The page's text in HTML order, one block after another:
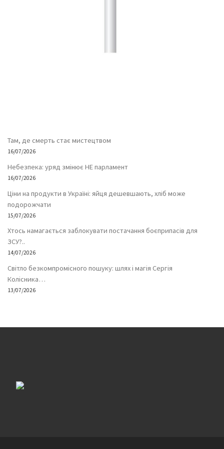
Там, де смерть стає мистецтвом
16/07/2026
Небезпека: уряд змінює НЕ парламент
16/07/2026
Ціни на продукти в Україні: яйця дешевшають, хліб може
подорожчати
15/07/2026
Хтось намагається заблокувати постачання боєприпасів для
ЗСУ?..
14/07/2026
Світло безкомпромісного пошуку: шлях і магія Сергія
Колісника…
13/07/2026